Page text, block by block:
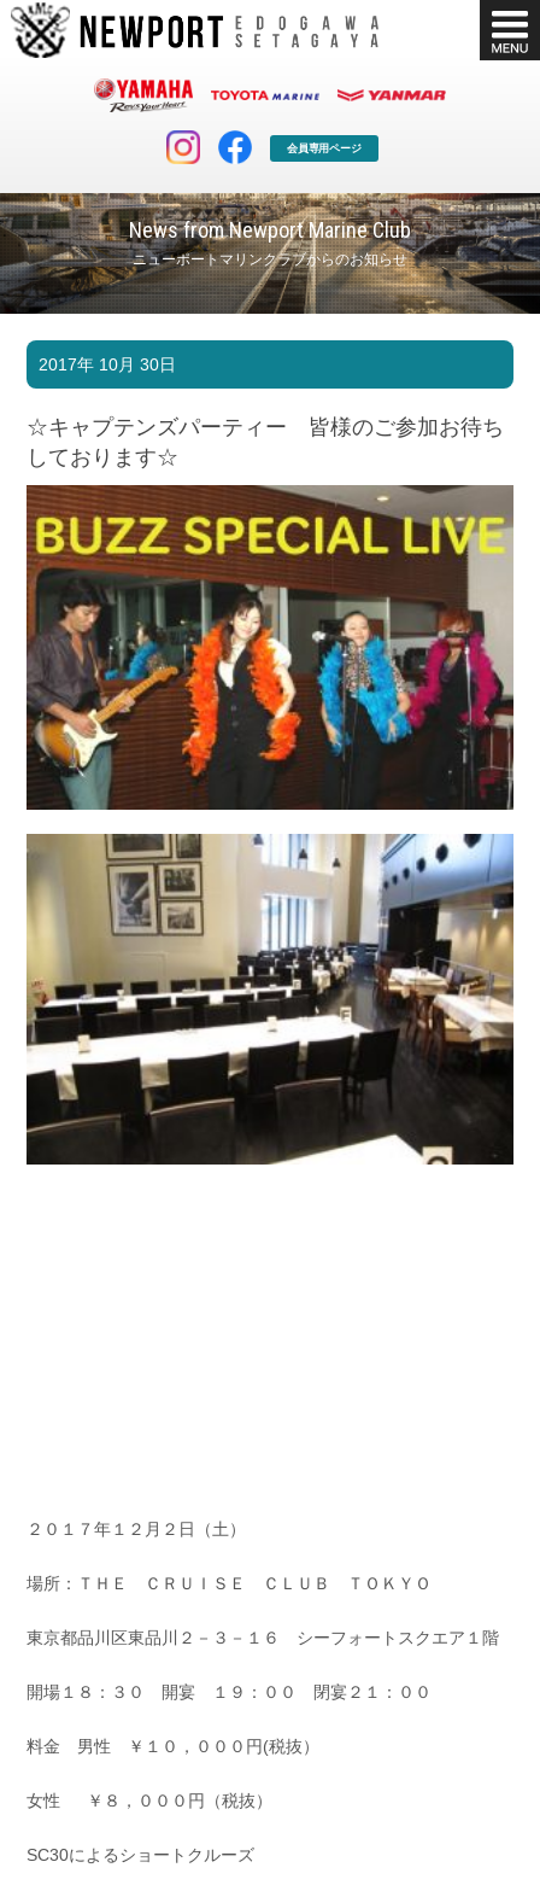
会員専用ページ
News from Newport Marine Club
ニューポートマリンクラブからのお知らせ
マリンクラブ
マリンライフを堪能したい！
ボート販売
ボート免許
長年の実績と信頼！
シースタイル
Sea-Style
店舗情報
Shop Info.
公式ブログ
Blog
お問い合わせ
Contact us
採用情報
Recruit
リンク集
2017年 10月 30日
☆キャプテンズパーティー 皆様のご参加お待ち
しております☆
２０１７年１２月２日（土）
場所：ＴＨＥ ＣＲＵＩＳＥ ＣＬＵＢ ＴＯＫＹＯ
東京都品川区東品川２－３－１６ シーフォートスクエア１階
開場１８：３０ 開宴 １９：００ 閉宴２１：００
料金 男性 ￥１０，０００円(税抜）
女性 ￥８，０００円（税抜）
SC30によるショートクルーズ